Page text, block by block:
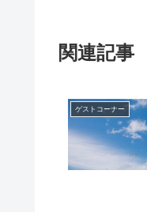
関連記事
ゲストコーナー